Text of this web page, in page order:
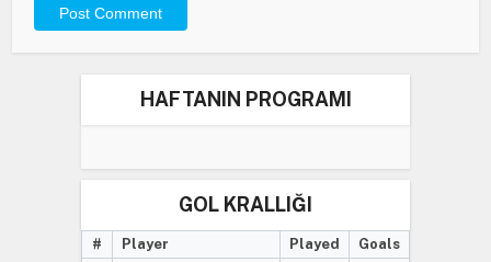
HAFTANIN PROGRAMI
GOL KRALLIĞI
# Player Played Goals